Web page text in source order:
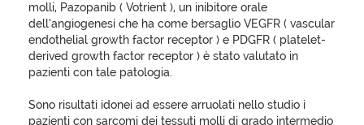
molli, Pazopanib ( Votrient ), un inibitore orale
dell’angiogenesi che ha come bersaglio VEGFR ( vascular
endothelial growth factor receptor ) e PDGFR ( platelet-
derived growth factor receptor ) è stato valutato in
pazienti con tale patologia.
Sono risultati idonei ad essere arruolati nello studio i
pazienti con sarcomi dei tessuti molli di grado intermedio